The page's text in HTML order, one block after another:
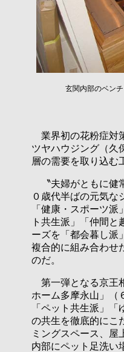
玄関内部のベン
業界初の花粉症対
ツヤハウジング（久
層の需要を取り込む
〝夫婦がともに健
０歳代半ばの元気な
「健康・スポーツ
ト共生派」「仲間
ーズを「都会暮し派
複合的に組み合わせ
のだ。
第一弾となる京王
ホーム多摩永山」（
「ペット共生派」
の共生を徹底的にこ
ミングスペース、屋
内部にペット足洗い